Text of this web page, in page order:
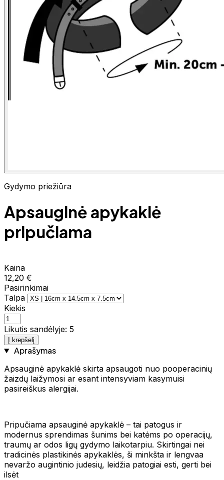
Gydymo priežiūra
Apsauginė apykaklė
pripučiama
Kaina
12,20 €
Pasirinkimai
Talpa
Kiekis
Likutis sandėlyje: 5
Į krepšelį
Aprašymas
Apsauginė apykaklė skirta apsaugoti nuo pooperacinių
žaizdų laižymosi ar esant intensyviam kasymuisi
pasireiškus alergijai.
Pripučiama apsauginė apykaklė – tai patogus ir
modernus sprendimas šunims bei katėms po operacijų,
traumų ar odos ligų gydymo laikotarpiu. Skirtingai nei
tradicinės plastikinės apykaklės, ši minkšta ir lengvaa
nevaržo augintinio judesių, leidžia patogiai esti, gerti bei
ilsėt